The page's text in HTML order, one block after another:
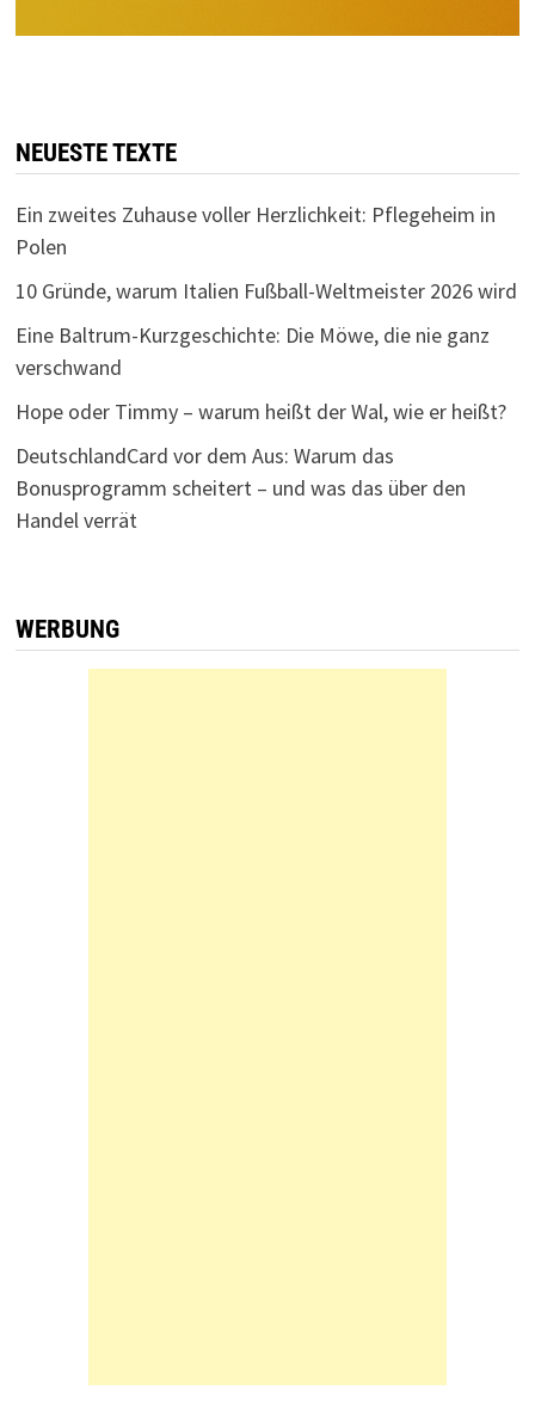
NEUESTE TEXTE
Ein zweites Zuhause voller Herzlichkeit: Pflegeheim in
Polen
10 Gründe, warum Italien Fußball-Weltmeister 2026 wird
Eine Baltrum-Kurzgeschichte: Die Möwe, die nie ganz
verschwand
Hope oder Timmy – warum heißt der Wal, wie er heißt?
DeutschlandCard vor dem Aus: Warum das
Bonusprogramm scheitert – und was das über den
Handel verrät
WERBUNG